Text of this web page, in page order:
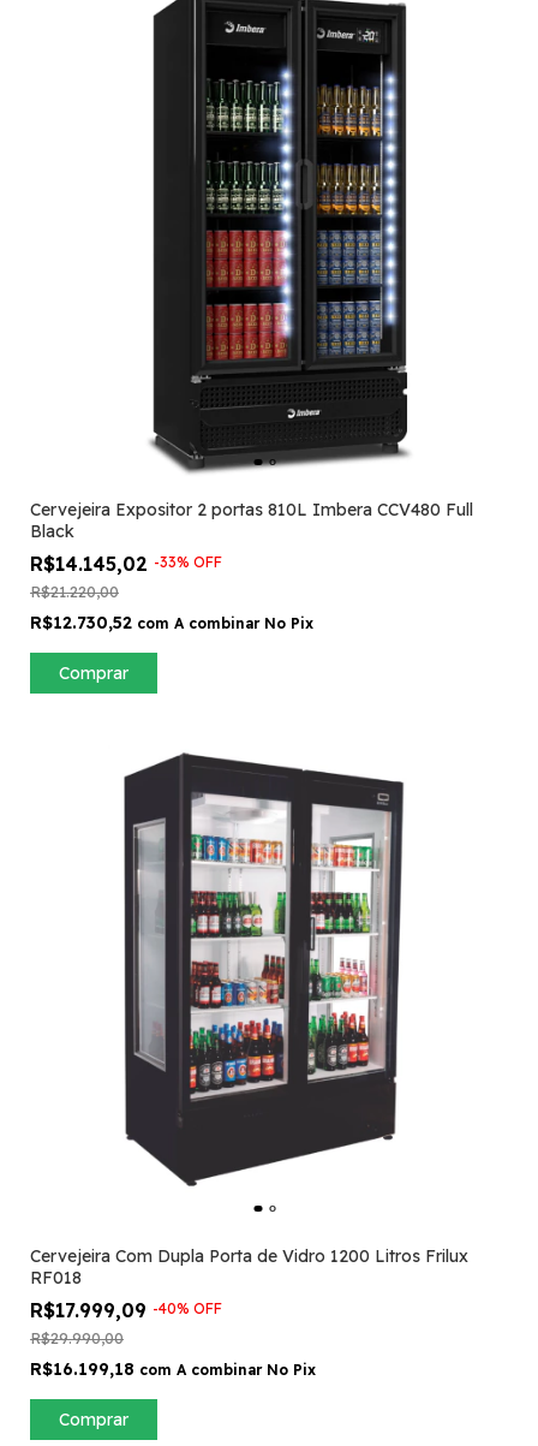
Cervejeira Expositor 2 portas 810L Imbera CCV480 Full
Black
R$14.145,02 -33% OFF
R$21.220,00
R$12.730,52 com A combinar No Pix
Comprar
Cervejeira Com Dupla Porta de Vidro 1200 Litros Frilux
RF018
R$17.999,09 -40% OFF
R$29.990,00
R$16.199,18 com A combinar No Pix
Comprar